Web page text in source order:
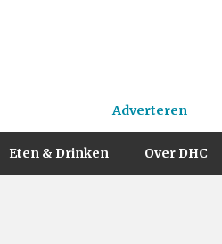
Adverteren
Eten & Drinken Over DHC